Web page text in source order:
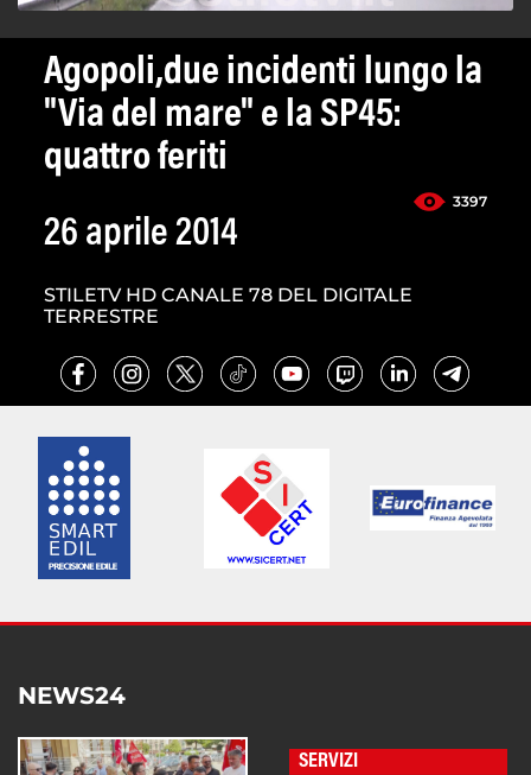
Agopoli,due incidenti lungo la
"Via del mare" e la SP45:
quattro feriti
3397
26 aprile 2014
STILETV HD CANALE 78 DEL DIGITALE
TERRESTRE
NEWS24
SERVIZI